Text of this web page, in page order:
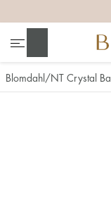
Blomdahl NT Crystal Ball